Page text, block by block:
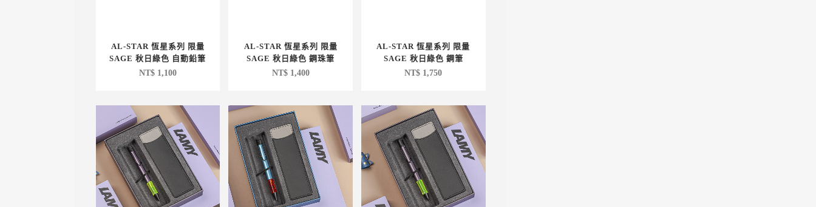
AL-STAR 恆星系列 限量
SAGE 秋日綠色 自動鉛筆
NT$1,100
AL-STAR 恆星系列 限量
SAGE 秋日綠色 鋼珠筆
NT$1,400
AL-STAR 恆星系列 限量
SAGE 秋日綠色 鋼筆
NT$ 1,750